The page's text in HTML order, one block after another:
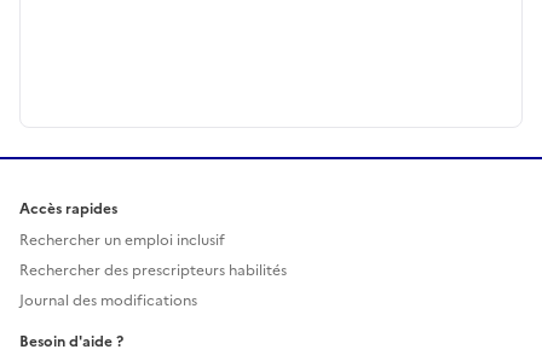
Accès rapides
Rechercher un emploi inclusif
Rechercher des prescripteurs habilités
Journal des modifications
Besoin d'aide ?